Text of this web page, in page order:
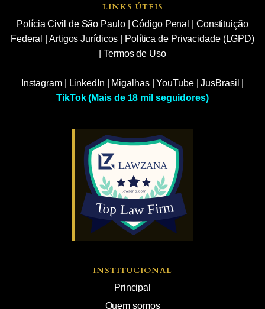
LINKS ÚTEIS
Polícia Civil de São Paulo|Código Penal
Constituição
Federal
Artigos Jurídicos
Política de Privacidade (LGPD)
|Termos de Uso
Instagram| LinkedIn Migalhas|YouTube|JusBrasil
TikTok (Mais de 18 mil seguidores)
INSTITUCIONAL
Principal
Quem somos